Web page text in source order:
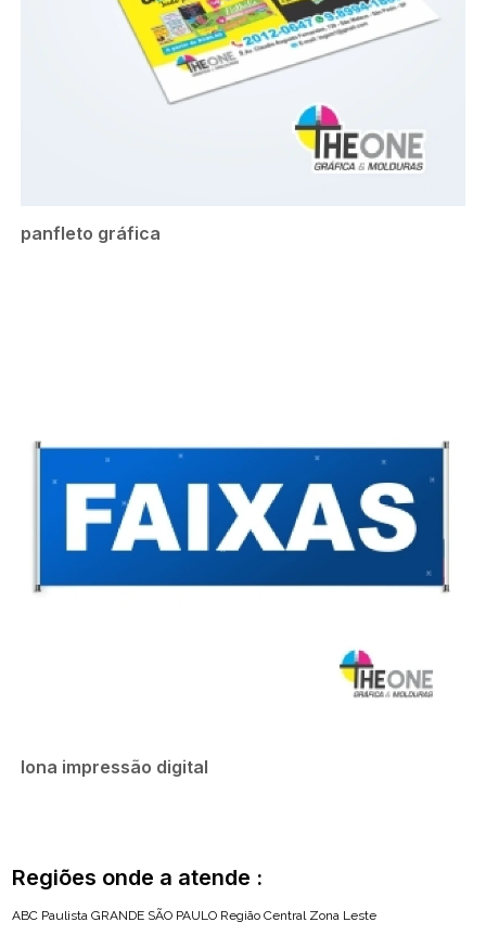
panfleto gráfica
lona impressão digital
Regiões onde a atende :
ABC Paulista GRANDE SÃO PAULO Região Central Zona Leste